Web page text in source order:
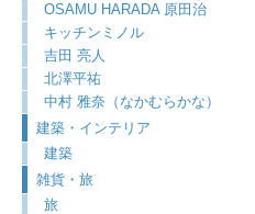
OSAMU HARADA 原田治
キッチンミノル
吉田 亮人
北澤平祐
中村 雅奈（なかむらかな）
建築・インテリア
建築
雑貨・旅
旅